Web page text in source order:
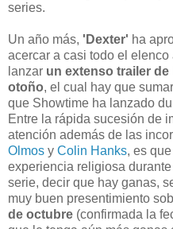
series.
Un año más, 'Dexter' ha
acercar a casi todo el elenco
lanzar un extenso trailer
otoño, el cual hay que
que Showtime ha lanzado
Entre la rápida sucesión de
atención además de las
Olmos y Colin Hanks, es
experiencia religiosa
serie, decir que hay ganas,
muy buen presentimiento
de octubre (confirmada la